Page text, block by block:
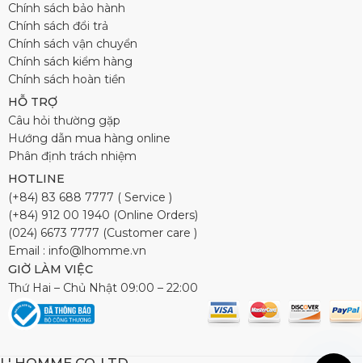
Chính sách bảo hành
Chính sách đổi trả
Chính sách vận chuyển
Chính sách kiểm hàng
Chính sách hoàn tiền
HỖ TRỢ
Câu hỏi thường gặp
Hướng dẫn mua hàng online
Phân định trách nhiệm
HOTLINE
(+84) 83 688 7777 ( Service )
(+84) 912 00 1940 (Online Orders)
(024) 6673 7777 (Customer care )
Email : info@lhomme.vn
GIỜ LÀM VIỆC
Thứ Hai – Chủ Nhật 09:00 – 22:00